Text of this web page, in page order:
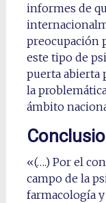
informes de
preocupación
este tipo de
puerta abierta
la
ámbito
«(….) Por el
campo de la
farmacología